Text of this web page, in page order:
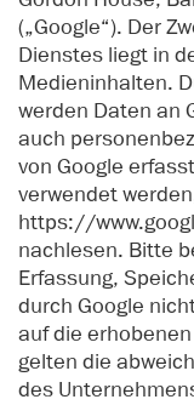
(„Google“). Der
Dienstes liegt in
Medieninhalten.
werden Daten an
auch
von Google
verwendet
https://
nachlesen. Bitte
Erfassung,
durch Google
auf die
gelten die
des